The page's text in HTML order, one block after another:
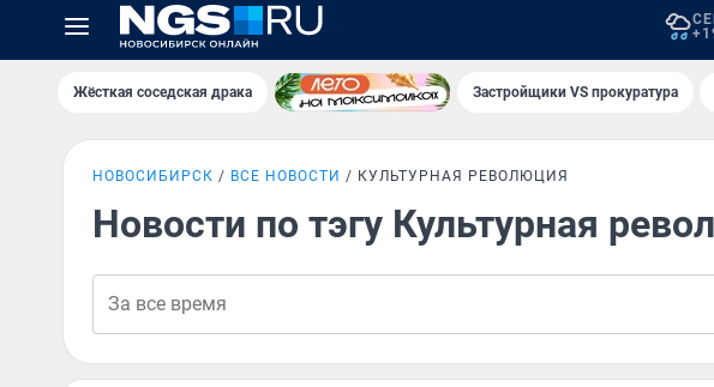
Жёсткая соседская драка Застройщики VS прокуратура
НОВОСИБИРСК ВСЕ НОВОСТИ КУЛЬТУРНАЯ РЕВОЛЮЦИЯ
Новости по тэгу Культурная